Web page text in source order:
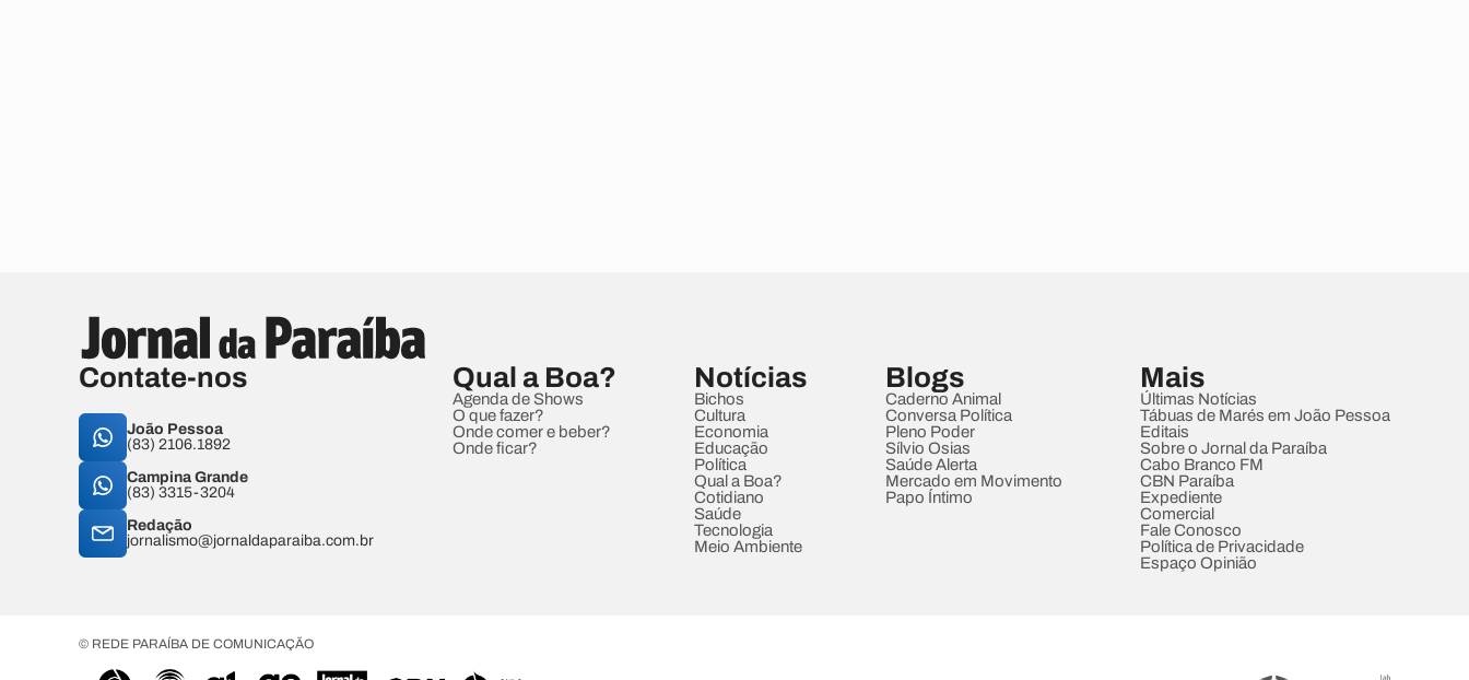
Contate-nos
João Pessoa
(83) 2106.1892
Campina Grande
(83) 3315-3204
Redação
jornalismo@jornaldaparaiba.com.br
Qual a Boa?
Agenda de Shows
O que fazer?
Onde comer e beber?
Onde ficar?
Notícias
Bichos
Cultura
Economia
Educação
Política
Qual a Boa?
Cotidiano
Saúde
Tecnologia
Meio Ambiente
Blogs
Caderno Animal
Conversa Política
Pleno Poder
Sílvio Osias
Saúde Alerta
Mercado em Movimento
Papo Íntimo
Mais
Últimas Notícias
Tábuas de Marés em João Pessoa
Editais
Sobre o Jornal da Paraíba
Cabo Branco FM
CBN Paraíba
Expediente
Comercial
Fale Conosco
Política de Privacidade
Espaço Opinião
© REDE PARAÍBA DE COMUNICAÇÃO